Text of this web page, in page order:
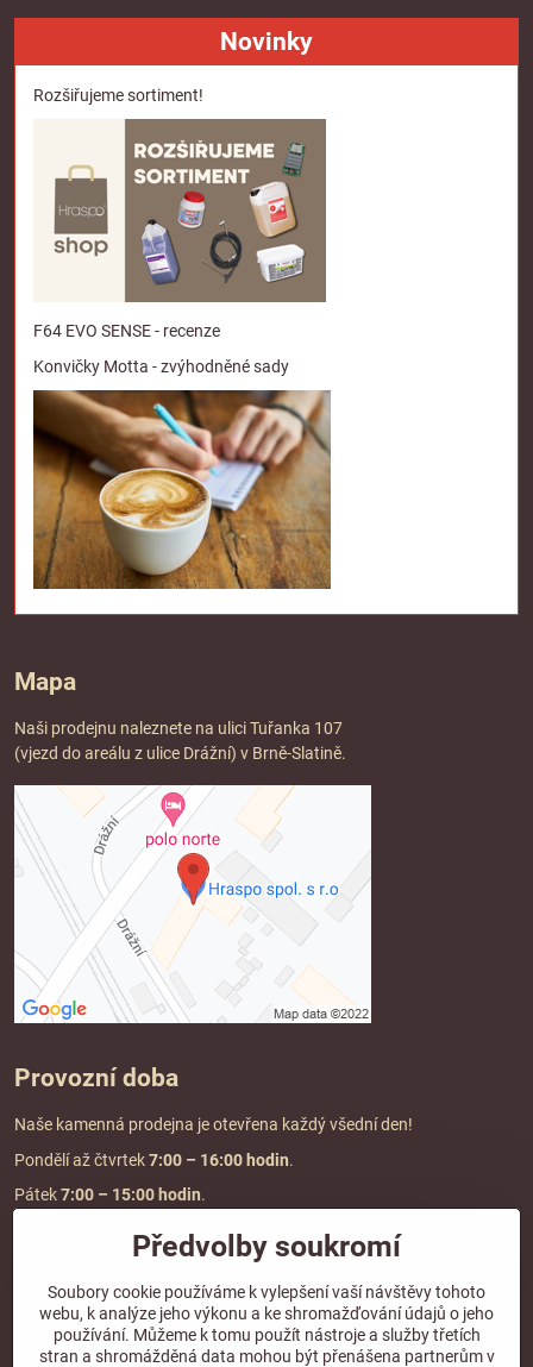
Novinky
Rozšiřujeme sortiment!
F64 EVO SENSE - recenze
Konvičky Motta - zvýhodněné sady
Mapa
Naši prodejnu naleznete na ulici Tuřanka 107
(vjezd do areálu z ulice Drážní) v Brně-Slatině.
Provozní doba
Naše kamenná prodejna je otevřena každý všední den!
Pondělí až čtvrtek7:00 – 16:00 hodin.
Pátek7:00 – 15:00 hodin.
Doprava a platba
DOPRAVA ZDARMA
při objednávce nad2000 Kč vč. DPH.
Předvolby soukromí
Soubory cookie používáme k vylepšení vaší návštěvy tohoto
webu, k analýze jeho výkonu a ke shromažďování údajů o jeho
používání. Můžeme k tomu použít nástroje a služby třetích
stran a shromážděná data mohou být přenášena partnerům v